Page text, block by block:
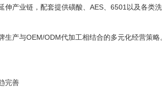
伸产业链，配套提供磺酸、AES、6501以及各类
生产与OEM/ODM代加工相结合的多元化经营策
完善